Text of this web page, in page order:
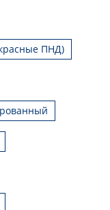
ПНД)